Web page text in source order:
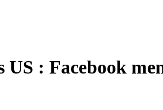
US : Facebook